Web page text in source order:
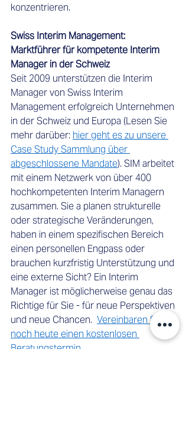
konzentrieren.
Swiss Interim Management:
Marktführer für kompetente Interim
Manager in der Schweiz
Seit 2009 unterstützen die Interim
Manager von Swiss Interim
Management erfolgreich Unternehmen
in der Schweiz und Europa (Lesen Sie
mehr darüber: hier geht es zu unsere
Case Study Sammlung über
abgeschlossene Mandate). SIM arbeitet
mit einem Netzwerk von über 400
hochkompetenten Interim Managern
zusammen. Sie a planen strukturelle
oder strategische Veränderungen,
haben in einem spezifischen Bereich
einen personellen Engpass oder
brauchen kurzfristig Unterstützung und
eine externe Sicht? Ein Interim
Manager ist möglicherweise genau das
Richtige für Sie - für neue Perspektiven
und neue Chancen. Vereinbaren Sie
noch heute einen kostenlosen
Beratungstermin